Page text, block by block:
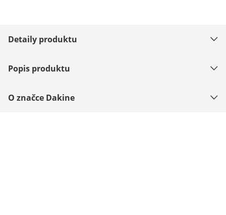
Detaily produktu
Popis produktu
O značce Dakine